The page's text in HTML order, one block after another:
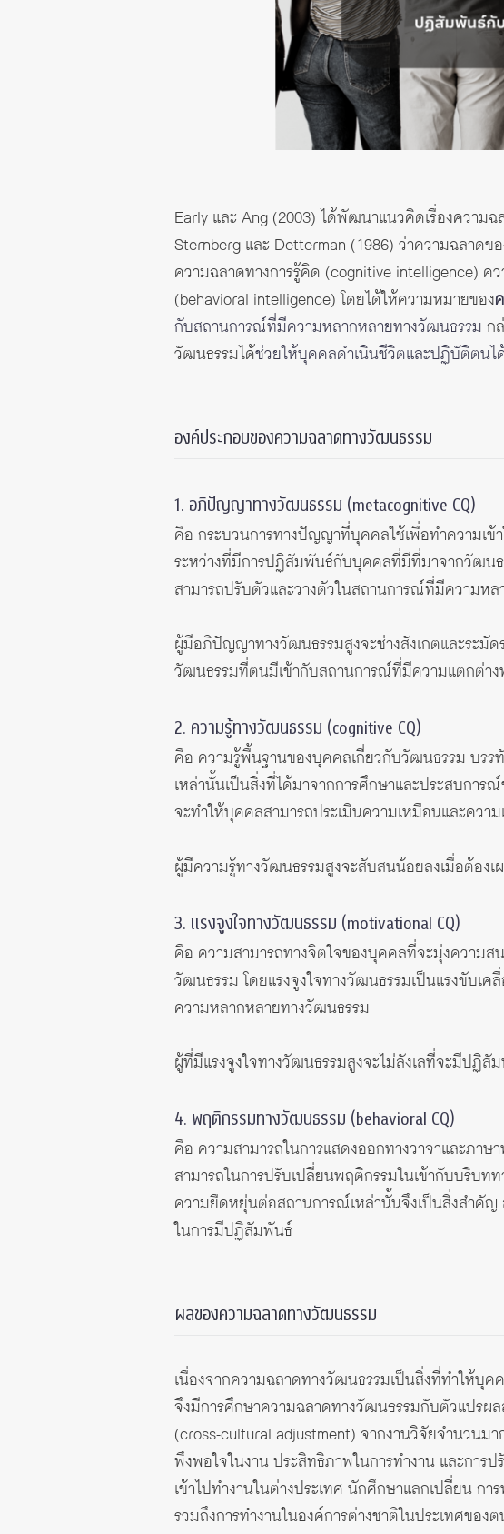
Early และ Ang (2003) ได้พัฒนาแนวคิดเรื่องความ
Sternberg และ Detterman (1986) ว่าความฉลาด
ความฉลาดทางการรู้คิด (cognitive intelligence) ค
(behavioral intelligence) โดยได้ให้ความหมายของ
กับสถานการณ์ที่มีความหลากหลายทางวัฒนธรรม ก
วัฒนธรรมได้ช่วยให้บุคคลดำเนินชีวิตและปฏิบัติตนไ
องค์ประกอบของความฉลาดทางวัฒนธรรม
1. อภิปัญญาทางวัฒนธรรม (metacognitive CQ)
คือ กระบวนการทางปัญญาที่บุคคลใช้เพื่อทำความเข้
ระหว่างที่มีการปฏิสัมพันธ์กับบุคคลที่มีที่มาจากวัฒน
สามารถปรับตัวและวางตัวในสถานการณ์ที่มีความห
ผู้มีอภิปัญญาทางวัฒนธรรมสูงจะช่างสังเกตและระมั
วัฒนธรรมที่ตนมีเข้ากับสถานการณ์ที่มีความแตกต่า
2. ความรู้ทางวัฒนธรรม (cognitive CQ)
คือ ความรู้พื้นฐานของบุคคลเกี่ยวกับวัฒนธรรม บร
เหล่านั้นเป็นสิ่งที่ได้มาจากการศึกษาและประสบก
จะทำให้บุคคลสามารถประเมินความเหมือนและคว
ผู้มีความรู้ทางวัฒนธรรมสูงจะสับสนน้อยลงเมื่อต้อ
3. แรงจูงใจทางวัฒนธรรม (motivational CQ)
คือ ความสามารถทางจิตใจของบุคคลที่จะมุ่งความส
วัฒนธรรม โดยแรงจูงใจทางวัฒนธรรมเป็นแรงขับเ
ความหลากหลายทางวัฒนธรรม
ผู้ที่มีแรงจูงใจทางวัฒนธรรมสูงจะไม่ลังเลที่จะมีปฏิ
4. พฤติกรรมทางวัฒนธรรม (behavioral CQ)
คือ ความสามารถในการแสดงออกทางวาจาและภ
สามารถในการปรับเปลี่ยนพฤติกรรมในเข้ากับบริบ
ความยืดหยุ่นต่อสถานการณ์เหล่านั้นจึงเป็นสิ่งสำคั
ในการมีปฏิสัมพันธ์
ผลของความฉลาดทางวัฒนธรรม
เนื่องจากความฉลาดทางวัฒนธรรมเป็นสิ่งที่ทำให้บุ
จึงมีการศึกษาความฉลาดทางวัฒนธรรมกับตัวแปรผ
(cross-cultural adjustment) จากงานวิจัยจำนวน
พึงพอใจในงาน ประสิทธิภาพในการทำงาน และกา
เข้าไปทำงานในต่างประเทศ นักศึกษาแลกเปลี่ยน ก
รวมถึงการทำงานในองค์การต่างชาติในประเทศขอ